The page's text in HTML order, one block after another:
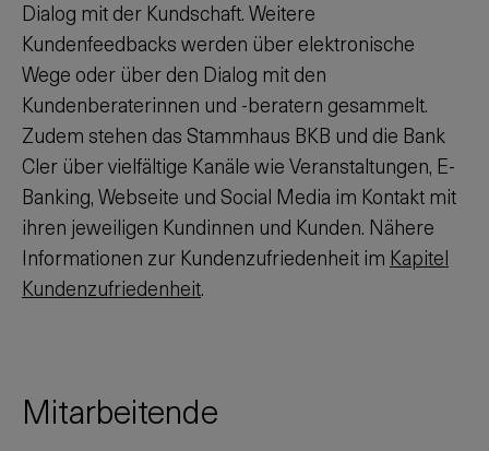
Dialog mit der Kundschaft. Weitere
Kundenfeedbacks werden über elektronische
Wege oder über den Dialog mit den
Kundenberaterinnen und -beratern gesammelt.
Zudem stehen das Stammhaus BKB und die Bank
Cler über vielfältige Kanäle wie Veranstaltungen, E-
Banking, Webseite und Social Media im Kontakt mit
ihren jeweiligen Kundinnen und Kunden. Nähere
Informationen zur Kundenzufriedenheit im Kapitel
Kundenzufriedenheit.
Mitarbeitende